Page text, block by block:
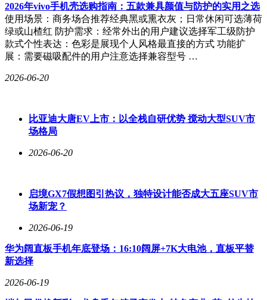
2026年vivo手机壳选购指南：五款兼具颜值与防护的实用之选
使用场景：商务场合推荐经典黑或熏衣灰；日常休闲可选薄荷
绿或山楂红 防护需求：经常外出的用户建议选择军工级防护
款式个性表达：色彩是展现个人风格最直接的方式 功能扩
展：需要磁吸配件的用户注意选择兼容型号 …
2026-06-20
比亚迪大唐EV上市：以全栈自研优势 搅动大型SUV市
场格局
2026-06-20
启境GX7假想图引热议，独特设计能否成大五座SUV市
场新宠？
2026-06-19
华为阔直板手机年底登场：16:10阔屏+7K大电池，直板平替
新选择
2026-06-19